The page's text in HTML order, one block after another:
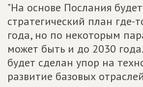
"На основе Послания
стратегический план где-
года, но по некоторым
может быть и до 2030
будет сделан упор на
развитие базовых